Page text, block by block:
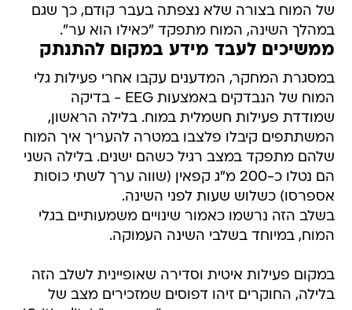
של המוח בצורה שלא נצפתה בעבר קודם, כך שגם
במהלך השינה, המוח מתפקד "כאילו הוא ער".
ממשיכים לעבד מידע במקום להתנתק
במסגרת המחקר, המדענים עקבו אחרי פעילות גלי
המוח של הנבדקים באמצעות EEG - בדיקה
שמודדת פעילות חשמלית במוח. בלילה הראשון,
המשתתפים קיבלו פלצבו במטרה להעריך איך המוח
שלהם מתפקד במצב רגיל כשהם ישנים. בלילה השני
הם נטלו כ-200 מ"ג קפאין (שווה ערך לשתי כוסות
אספרסו) כשלוש שעות לפני השינה.
בשלב הזה נרשמו כאמור שינויים משמעותיים בגלי
המוח, במיוחד בשלבי השינה העמוקה.
במקום פעילות איטית וסדירה שאופיינית לשלב הזה
בלילה, החוקרים זיהו דפוסים שמזכירים מצב של